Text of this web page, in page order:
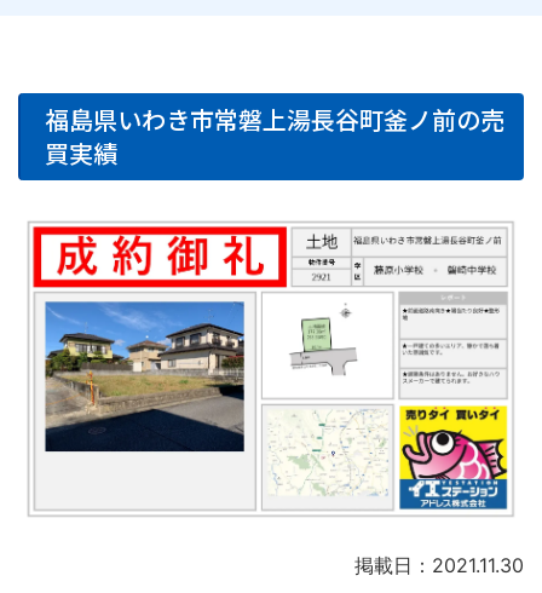
福島県いわき市常磐上湯長谷町釜ノ前の売
買実績
掲載日：2021.11.30